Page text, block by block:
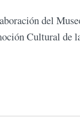
del
Cultural de